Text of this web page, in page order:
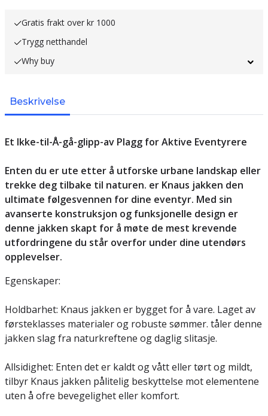
Gratis frakt over kr 1000
Trygg netthandel
Why buy
Beskrivelse
Et Ikke-til-Å-gå-glipp-av Plagg for Aktive Eventyrere
Enten du er ute etter å utforske urbane landskap eller
trekke deg tilbake til naturen. er Knaus jakken den
ultimate følgesvennen for dine eventyr. Med sin
avanserte konstruksjon og funksjonelle design er
denne jakken skapt for å møte de mest krevende
utfordringene du står overfor under dine utendørs
opplevelser.
Egenskaper:
Holdbarhet: Knaus jakken er bygget for å vare. Laget av
førsteklasses materialer og robuste sømmer. tåler denne
jakken slag fra naturkreftene og daglig slitasje.
Allsidighet: Enten det er kaldt og vått eller tørt og mildt,
tilbyr Knaus jakken pålitelig beskyttelse mot elementene
uten å ofre bevegelighet eller komfort.